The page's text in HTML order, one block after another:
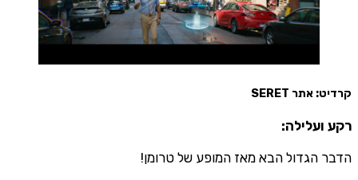
קרדיט: אתר SERET
רקע ועלילה:
הדבר הגדול הבא מאז המופע של טרומן!